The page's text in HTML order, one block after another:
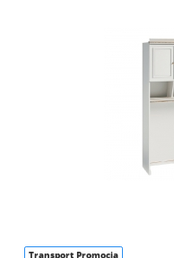
Transport Promocja